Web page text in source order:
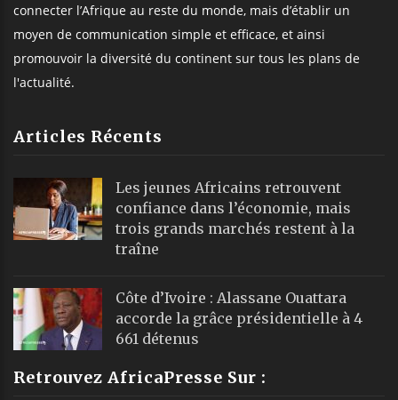
connecter l’Afrique au reste du monde, mais d’établir un
moyen de communication simple et efficace, et ainsi
promouvoir la diversité du continent sur tous les plans de
l'actualité.
Articles Récents
Les jeunes Africains retrouvent
confiance dans l’économie, mais
trois grands marchés restent à la
traîne
Côte d’Ivoire : Alassane Ouattara
accorde la grâce présidentielle à 4
661 détenus
Retrouvez AfricaPresse Sur :